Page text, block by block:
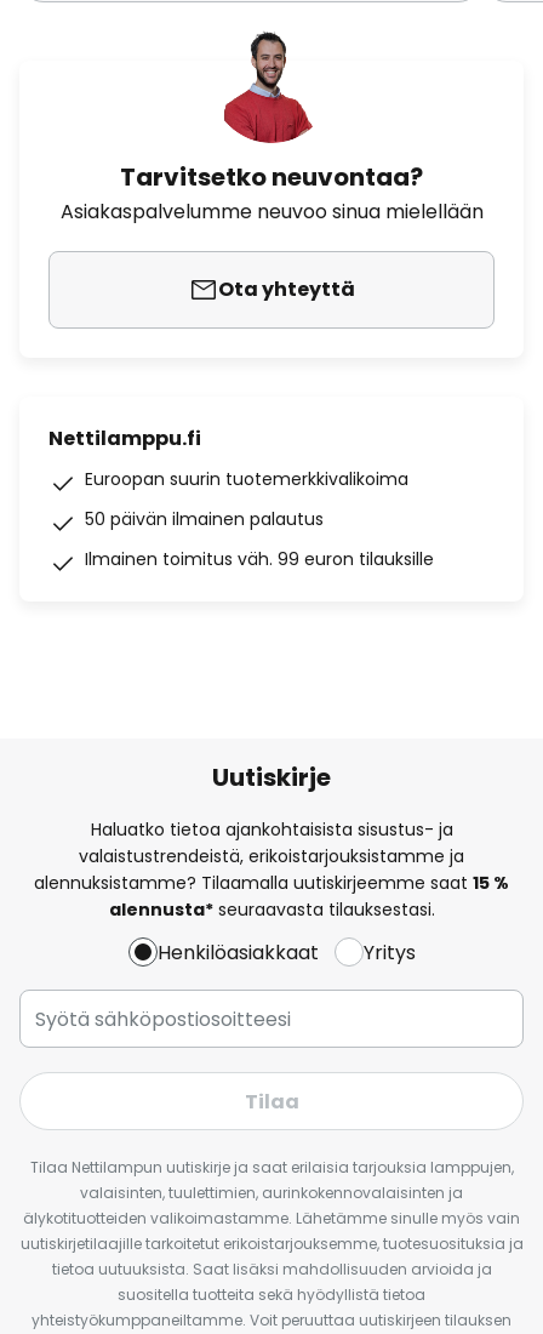
Tarvitsetko neuvontaa?
Asiakaspalvelumme neuvoo sinua mielellään
Ota yhteyttä
Nettilamppu.fi
Euroopan suurin tuotemerkkivalikoima
50 päivän ilmainen palautus
Ilmainen toimitus väh. 99 euron tilauksille
Uutiskirje
Haluatko tietoa ajankohtaisista sisustus- ja
valaistustrendeistä, erikoistarjouksistamme ja
alennuksistamme? Tilaamalla uutiskirjeemme saat 15 %
alennusta*seuraavasta tilauksestasi.
Henkilöasiakkaat Yritys
Tilaa
Tilaa Nettilampun uutiskirje ja saat erilaisia tarjouksia lamppujen,
valaisinten, tuulettimien, aurinkokennovalaisinten ja
älykotituotteiden valikoimastamme. Lähetämme sinulle myös vain
uutiskirjetilaajille tarkoitetut erikoistarjouksemme, tuotesuosituksia ja
tietoa uutuuksista. Saat lisäksi mahdollisuuden arvioida ja
suositella tuotteita sekä hyödyllistä tietoa
yhteistyökumppaneiltamme. Voit peruuttaa uutiskirjeen tilauksen